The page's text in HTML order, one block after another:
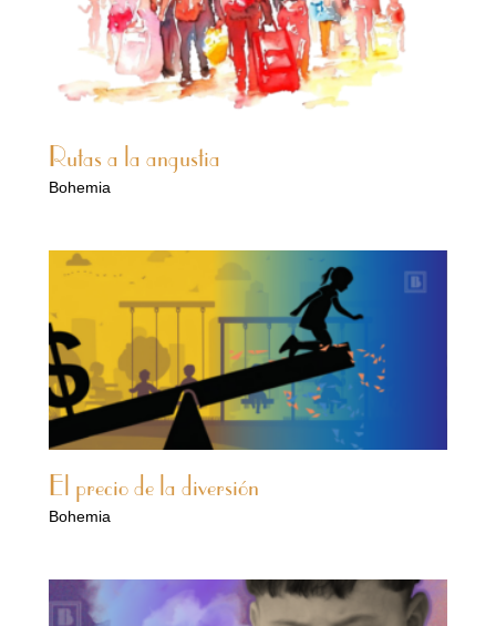
Rutas a la angustia
Bohemia
El precio de la diversión
Bohemia